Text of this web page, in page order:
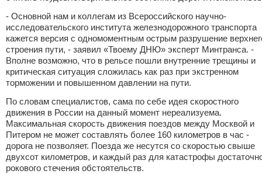
- Основной нам и коллегам из Всероссийского научно-
исследовательского института железнодорожного транспорта
кажется версия с одномоментным острым разрушение
строения пути, - заявил «Твоему ДНЮ» эксперт Минтранса. -
Вполне возможно, что в рельсе пошли внутренние трещины и
критическая ситуация сложилась как раз при экстренном
торможении и повышенном давлении на пути.
По словам специалистов, сама по себе идея скоростного
движения в России на данный момент нереализуема.
Максимальная скорость движения поездов между Москвой и
Питером не может составлять более 160 километров в час -
дорога не позволяет. Поезда же несутся со скоростью свыше
двухсот километров, и каждый раз для катастрофы
рокового стечения обстоятельств.